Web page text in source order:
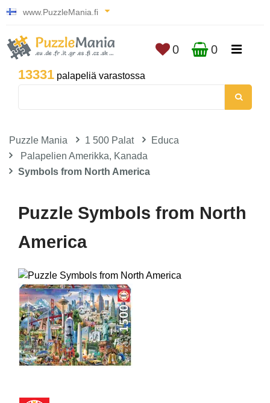
www.PuzzleMania.fi
13331 palapeliä varastossa
0 0
Puzzle Mania 1 500 Palat
Educa
Palapelien Amerikka, Kanada
Symbols from North America
Puzzle Symbols from North
America